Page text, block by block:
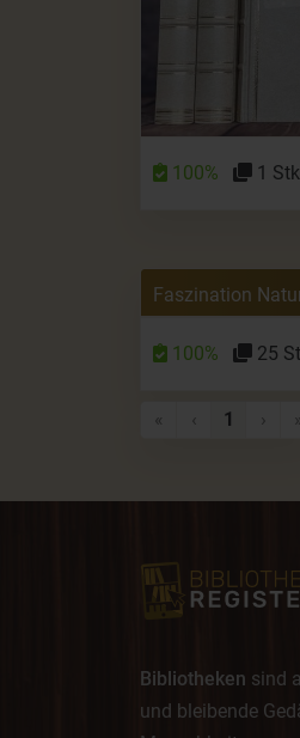
100% 1
Faszination
100% 25
« Erste Seite
‹ Vorherige
1 »
Bibliotheken sind
und bleibende